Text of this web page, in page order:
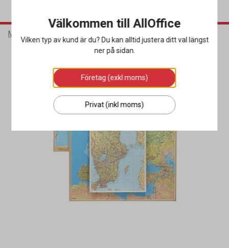
Möbler & Inredning
Välkommen till AllOffice
Vilken typ av kund är du? Du kan alltid justera ditt val längst
ner på sidan.
Företag (exkl moms)
Privat (inkl moms)